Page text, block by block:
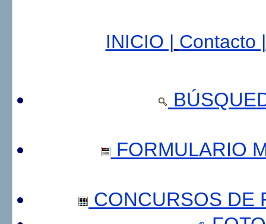
INICIO | Contacto |
FORMULARIO
CONCURSOS DE